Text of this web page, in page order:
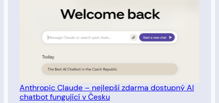
Anthropic Claude – nejlepší zdarma dostupný AI
chatbot fungující v Česku